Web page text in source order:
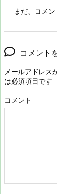
まだ、コメ
コメント
メールアドレス
は必須項目です
コメント